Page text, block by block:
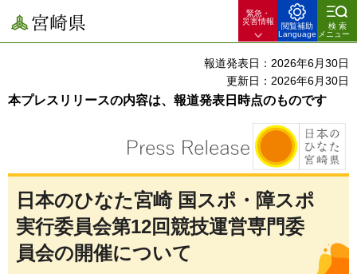
宮崎県
緊急・
災害情報
閲覧補助
Language
検索
メニュー
報道発表日：2026年6月30日
更新日：2026年6月30日
本プレスリリースの内容は、報道発表日時点のものです
日本のひなた宮崎 国スポ・障スポ
実行委員会第12回競技運営専門委
員会の開催について